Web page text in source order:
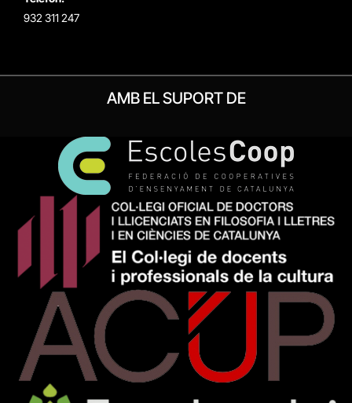
932 311 247
AMB EL SUPORT DE